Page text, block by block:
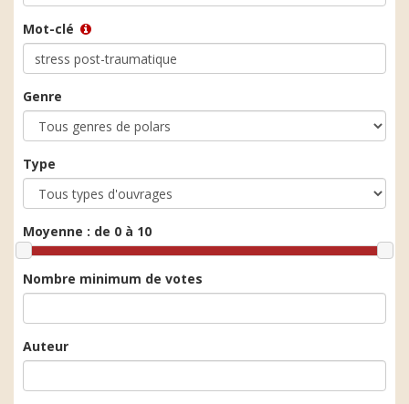
Mot-clé
Genre
Type
Moyenne : de 0 à 10
Nombre minimum de votes
Auteur